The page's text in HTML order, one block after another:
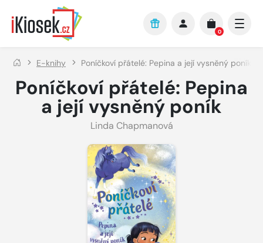
Přejít na hlavní obsah
0
E-knihy Poníčkoví přátelé: Pepina a její vysněný poník
Poníčkoví přátelé: Pepina
a její vysněný poník
Linda Chapmanová